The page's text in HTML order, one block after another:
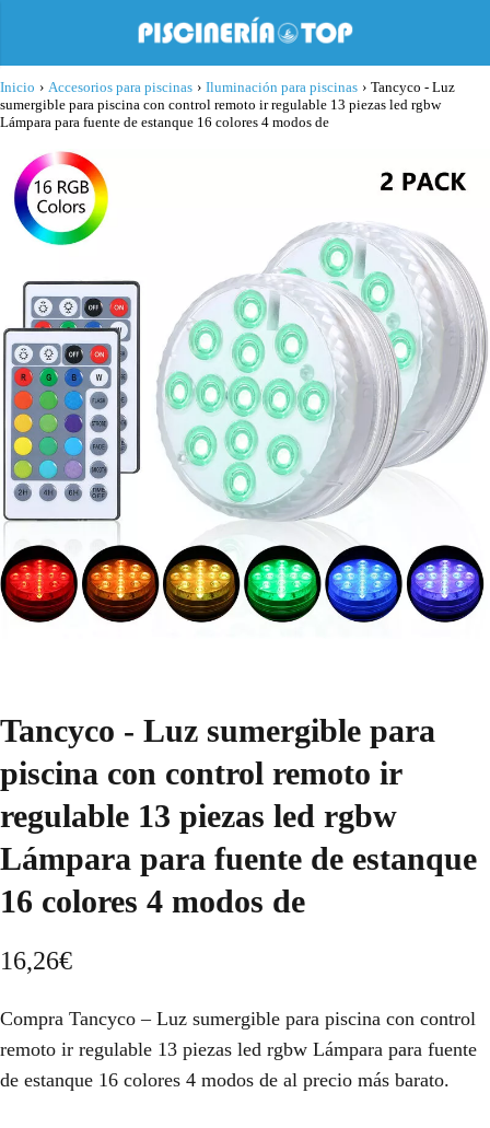
Inicio › Accesorios para piscinas › Iluminación para piscinas › Tancyco - Luz
sumergible para piscina con control remoto ir regulable 13 piezas led rgbw
Lámpara para fuente de estanque 16 colores 4 modos de
Tancyco - Luz sumergible para
piscina con control remoto ir
regulable 13 piezas led rgbw
Lámpara para fuente de estanque
16 colores 4 modos de
16,26€
Compra Tancyco – Luz sumergible para piscina con control
remoto ir regulable 13 piezas led rgbw Lámpara para fuente
de estanque 16 colores 4 modos de al precio más barato.